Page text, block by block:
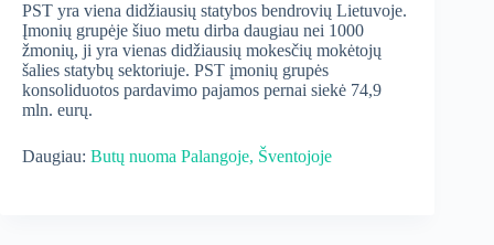
PST yra viena didžiausių statybos bendrovių Lietuvoje.
Įmonių grupėje šiuo metu dirba daugiau nei 1000
žmonių, ji yra vienas didžiausių mokesčių mokėtojų
šalies statybų sektoriuje. PST įmonių grupės
konsoliduotos pardavimo pajamos pernai siekė 74,9
mln. eurų.
Daugiau: Butų nuoma Palangoje, Šventojoje